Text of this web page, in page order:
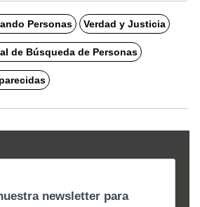
Personas Verdad y Justicia
de Búsqueda de Personas